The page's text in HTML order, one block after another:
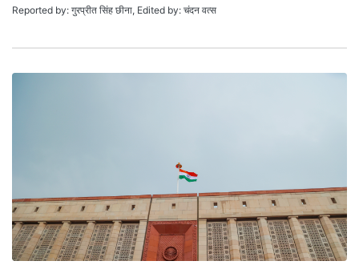
Reported by: गुरप्रीत सिंह छीना, Edited by: चंदन वत्स